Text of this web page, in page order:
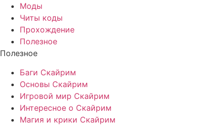
Моды
Читы коды
Прохождение
Полезное
Полезное
Баги Скайрим
Основы Скайрим
Игровой мир Скайрим
Интересное о Скайрим
Магия и крики Скайрим